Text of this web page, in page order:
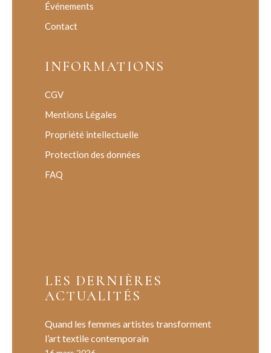
Événements
Contact
INFORMATIONS
CGV
Mentions Légales
Propriété intellectuelle
Protection des données
FAQ
LES DERNIÈRES
ACTUALITÉS
Quand les femmes artistes transforment
l’art textile contemporain